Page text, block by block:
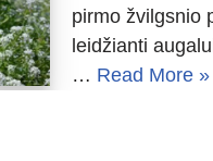
pirmo žvilgsnio
leidžianti
… Read More »